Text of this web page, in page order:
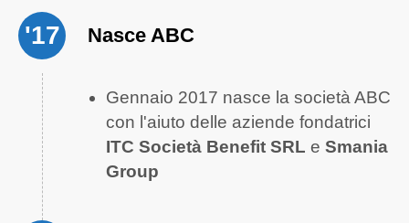
'17 Nasce ABC
Gennaio 2017 nasce la società ABC
con l'aiuto delle aziende fondatrici
ITC Società Benefit SRL e Smania
Group